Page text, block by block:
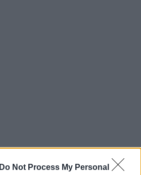
Do Not Process My Personal